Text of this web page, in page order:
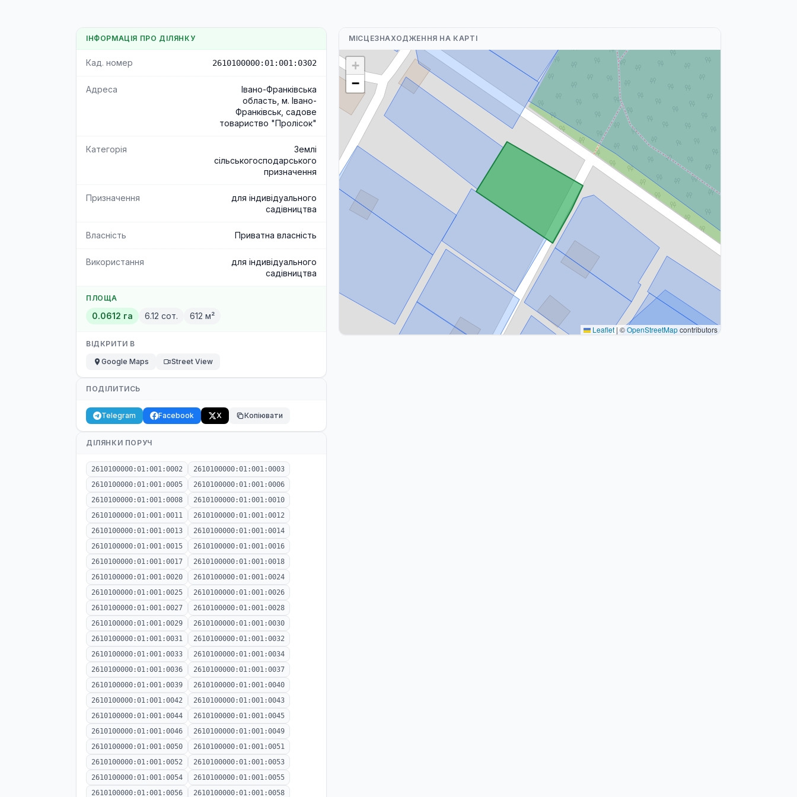
ІНФОРМАЦІЯ ПРО ДІЛЯНКУ
Кад. номер 2610100000:01:001:0302
Адреса
Івано-Франківська
область, м. Івано-
Франківськ, садове
товариство "Пролісок"
Категорія
Землі
сільськогосподарського
призначення
Призначення
для індивідуального
садівництва
Власність Приватна власність
Використання
для індивідуального
садівництва
ПЛОЩА
0.0612 га 6.12 сот. 612 м²
ВІДКРИТИ В
Google Maps
Street View
ПОДІЛИТИСЬ
Telegram Facebook X Копіювати
ДІЛЯНКИ ПОРУЧ
2610100000:01:001:0002
2610100000:01:001:0003
2610100000:01:001:0005
2610100000:01:001:0006
2610100000:01:001:0008
2610100000:01:001:0010
2610100000:01:001:0011
2610100000:01:001:0012
2610100000:01:001:0013
2610100000:01:001:0014
2610100000:01:001:0015
2610100000:01:001:0016
2610100000:01:001:0017
2610100000:01:001:0018
2610100000:01:001:0020
2610100000:01:001:0024
2610100000:01:001:0025
2610100000:01:001:0026
2610100000:01:001:0027
2610100000:01:001:0028
2610100000:01:001:0029
2610100000:01:001:0030
2610100000:01:001:0031
2610100000:01:001:0032
2610100000:01:001:0033
2610100000:01:001:0034
2610100000:01:001:0036
2610100000:01:001:0037
2610100000:01:001:0039
2610100000:01:001:0040
2610100000:01:001:0042
2610100000:01:001:0043
2610100000:01:001:0044
2610100000:01:001:0045
2610100000:01:001:0046
2610100000:01:001:0049
2610100000:01:001:0050
2610100000:01:001:0051
2610100000:01:001:0052
2610100000:01:001:0053
2610100000:01:001:0054
2610100000:01:001:0055
2610100000:01:001:0056
2610100000:01:001:0058
МІСЦЕЗНАХОДЖЕННЯ НА КАРТІ
+
−
Leaflet |©OpenStreetMapcontributors